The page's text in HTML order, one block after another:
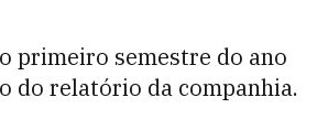
primeiro semestre do ano
do relatório da companhia.